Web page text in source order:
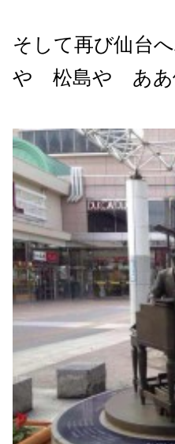
そして再び仙台
や 松島や ああ